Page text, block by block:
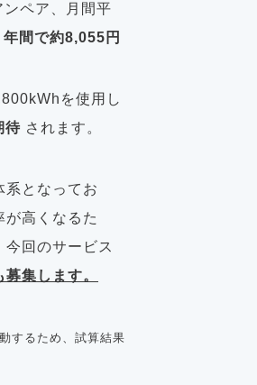
ペア、月間平
年間で約8,055円
を使用し
待 されます。
系となってお
高くなるた
回のサービス
集します。
するため、試算結果